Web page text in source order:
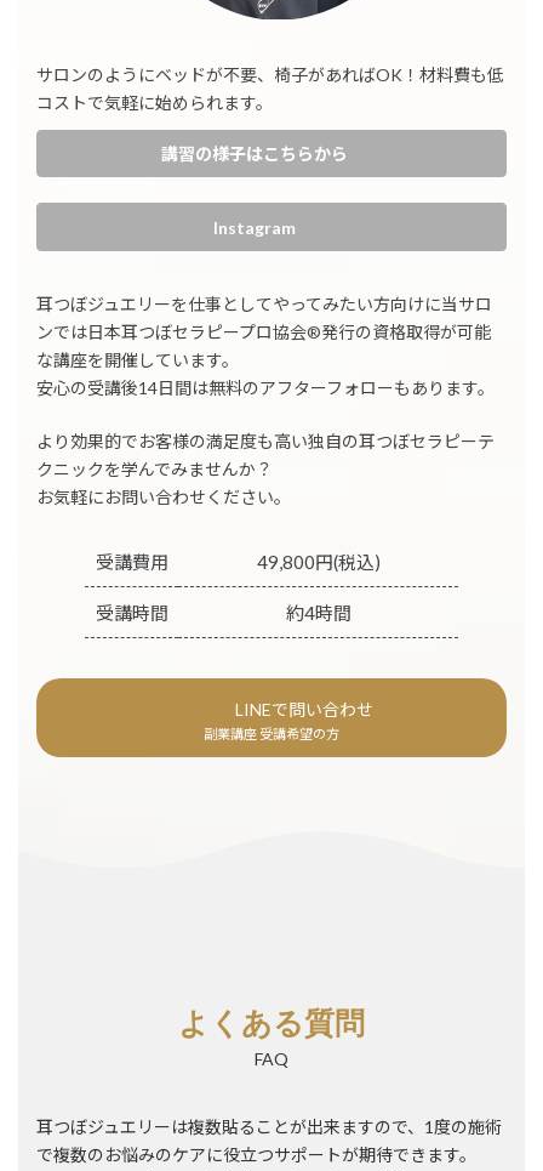
サロンのようにベッドが不要、椅子があればOK！材料費も低
コストで気軽に始められます。
講習の様子はこちらから
Instagram
耳つぼジュエリーを仕事としてやってみたい方向けに当サロ
ンでは日本耳つぼセラピープロ協会®︎発行の資格取得が可能
な講座を開催しています。
安心の受講後14日間は無料のアフターフォローもあります。
より効果的でお客様の満足度も高い独自の耳つぼセラピーテ
クニックを学んでみませんか？
お気軽にお問い合わせください。
受講費用 49,800円(税込)
受講時間 約4時間
LINEで問い合わせ
副業講座 受講希望の方
よくある質問
FAQ
耳つぼジュエリーは複数貼ることが出来ますので、1度の施術
で複数のお悩みのケアに役立つサポートが期待できます。